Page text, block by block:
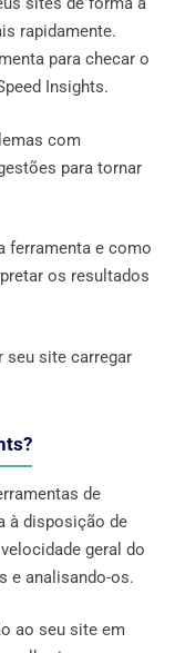
rapidamente.
para checar o
​​Insights.
com
para tornar
ferramenta e como
os resultados
seu site carregar
de
à disposição de
geral do
e analisando-os.
ao seu site em